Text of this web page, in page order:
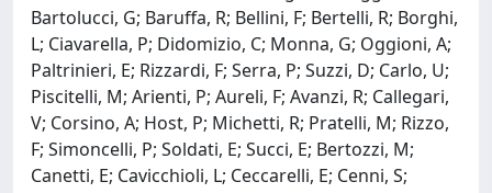
Bartolucci, G; Baruffa, R; Bellini, F; Bertelli, R; Borghi,
L; Ciavarella, P; Didomizio, C; Monna, G; Oggioni, A;
Paltrinieri, E; Rizzardi, F; Serra, P; Suzzi, D; Carlo, U;
Piscitelli, M; Arienti, P; Aureli, F; Avanzi, R; Callegari,
V; Corsino, A; Host, P; Michetti, R; Pratelli, M; Rizzo,
F; Simoncelli, P; Soldati, E; Succi, E; Bertozzi, M;
Canetti, E; Cavicchioli, L; Ceccarelli, E; Cenni, S;